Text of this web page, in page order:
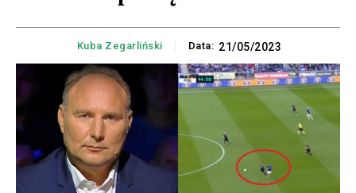
Kuba Zegarliński Data: 21/05/2023